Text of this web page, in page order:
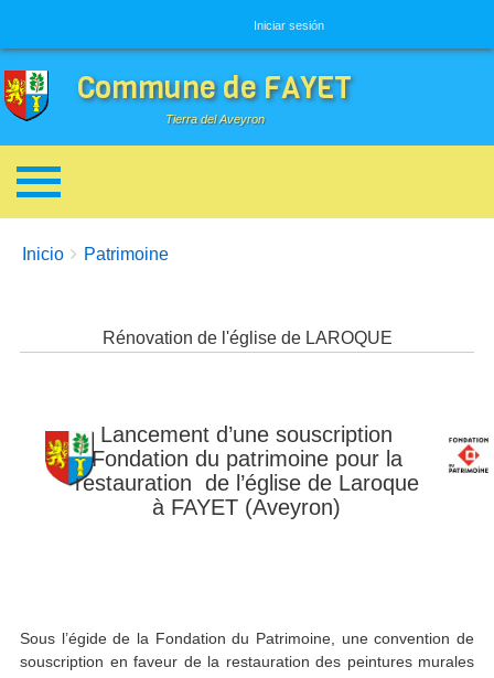
Iniciar sesión
Commune de FAYET
Tierra del Aveyron
Enlaces de ayuda a la navegación
You are here:
Inicio Patrimoine
Rénovation de l'église de LAROQUE
Imagen
Lancement d’une souscription
Fondation du patrimoine pour la
restauration de l’église de Laroque
à FAYET (Aveyron)
Imagen
Sous l’égide de la Fondation du Patrimoine, une convention de
souscription en faveur de la restauration des peintures murales